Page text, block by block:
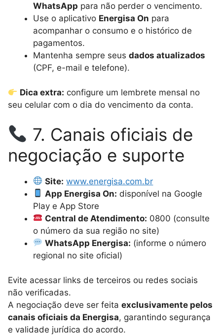
WhatsApp para não perder o vencimento.
Use o aplicativo Energisa On para
acompanhar o consumo e o histórico de
pagamentos.
Mantenha sempre seus dados atualizados
(CPF, e-mail e telefone).
Dica extra: configure um lembrete mensal no
seu celular com o dia do vencimento da conta.
7. Canais oficiais de
negociação e suporte
Site: www.energisa.com.br
App Energisa On: disponível na Google
Play e App Store
Central de Atendimento: 0800 (consulte
o número da sua região no site)
WhatsApp Energisa: (informe o número
regional no site oficial)
Evite acessar links de terceiros ou redes sociais
não verificadas.
A negociação deve ser feita exclusivamente pelos
canais oficiais da Energisa, garantindo segurança
e validade jurídica do acordo.